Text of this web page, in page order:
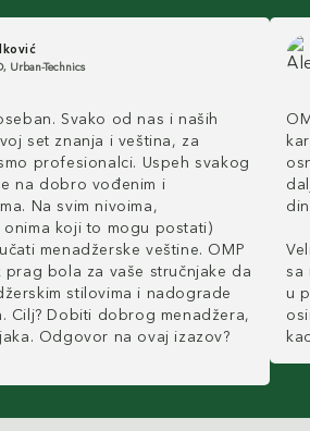
Urban-Technics
Svako od nas i naših
set znanja i veština, za
profesionalci. Uspeh svakog
na dobro vođenim i
Na svim nivoima,
koji to mogu postati)
menadžerske veštine. OMP
prag bola za vaše stručnjake da
stilovima i nadograde
Cilj? Dobiti dobrog menadžera,
Odgovor na ovaj izazov?
sa
u